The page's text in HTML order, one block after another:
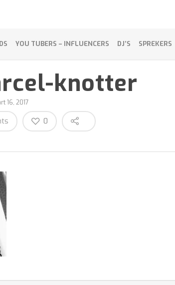
YOU TUBERS – INFLUENCERS DJ’S SPREKERS
knotter
16, 2017
0